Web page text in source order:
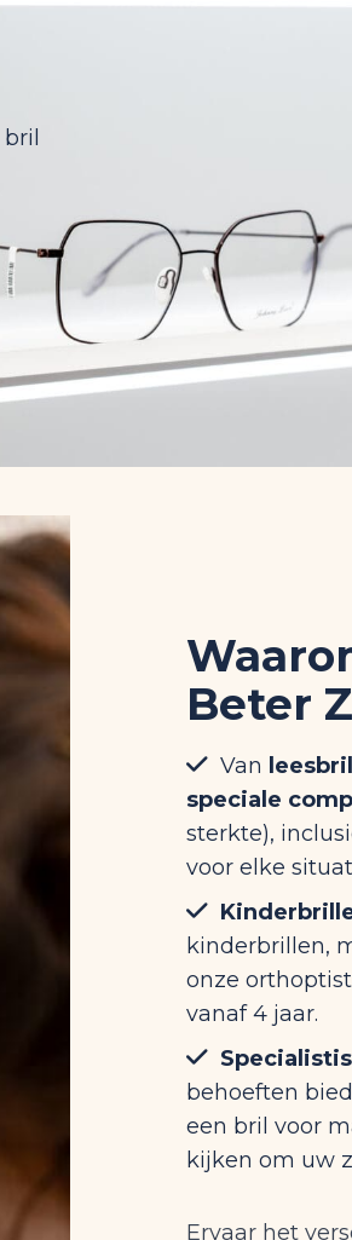
Beter
Van
speciale
sterkte),
voor elke
kinderbrillen,
onze
vanaf 4 jaar.
behoeften
een bril voor
kijken om uw
Ervaar het